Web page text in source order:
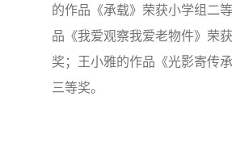
的作品《承载》荣获小学组二
品《我爱观察我爱老物件》荣
奖；王小雅的作品《光影寄传
三等奖。